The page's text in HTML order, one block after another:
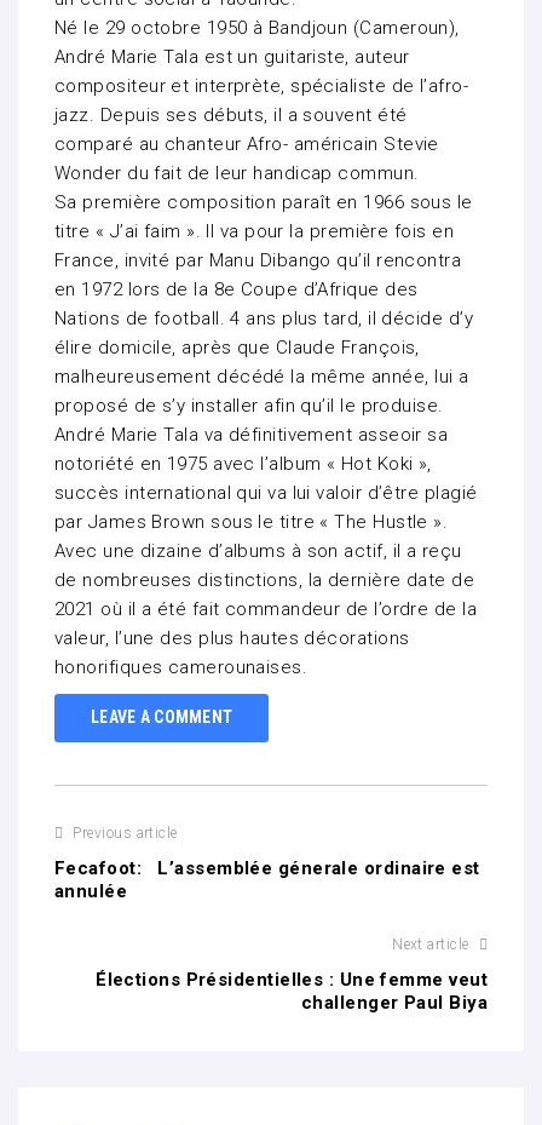
Né le 29 octobre 1950 à Bandjoun (Cameroun),
André Marie Tala est un guitariste, auteur
compositeur et interprète, spécialiste de l’afro-
jazz. Depuis ses débuts, il a souvent été
comparé au chanteur Afro- américain Stevie
Wonder du fait de leur handicap commun.
Sa première composition paraît en 1966 sous le
titre « J’ai faim ». Il va pour la première fois en
France, invité par Manu Dibango qu’il rencontra
en 1972 lors de la 8e Coupe d’Afrique des
Nations de football. 4 ans plus tard, il décide d’y
élire domicile, après que Claude François,
malheureusement décédé la même année, lui a
proposé de s’y installer afin qu’il le produise.
André Marie Tala va définitivement asseoir sa
notoriété en 1975 avec l’album « Hot Koki »,
succès international qui va lui valoir d’être plagié
par James Brown sous le titre « The Hustle ».
Avec une dizaine d’albums à son actif, il a reçu
de nombreuses distinctions, la dernière date de
2021 où il a été fait commandeur de l’ordre de la
valeur, l’une des plus hautes décorations
honorifiques camerounaises.
LEAVE A COMMENT
Previous article
Fecafoot: L’assemblée génerale ordinaire est
annulée
Next article
Élections Présidentielles : Une femme veut
challenger Paul Biya